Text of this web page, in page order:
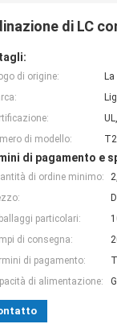
di LC
di origine:
di modello:
di pagamento e
di ordine minimo:
particolari:
di consegna:
di pagamento:
di alimentazione: